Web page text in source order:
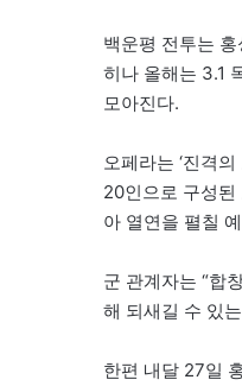
백운평 전투는
히나 올해는 3.1
모아진다.
오페라는 ‘진격
20인으로 구성
아 열연을 펼칠
군 관계자는 “합
해 되새길 수 있
한편 내달 27일